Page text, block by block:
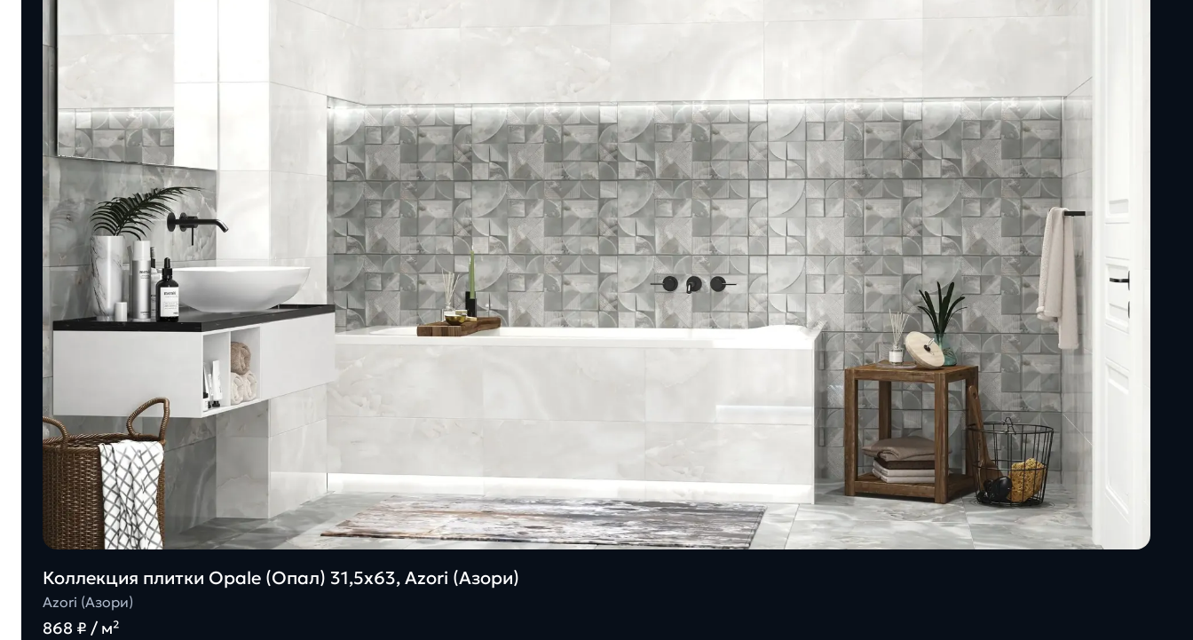
Коллекция плитки Opale (Опал) 31,5х63, Azori (Азори)
Azori (Азори)
868 ₽ / м²